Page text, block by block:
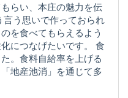
らい、本庄の魅力を伝
言う思いで作っておられ
を食べてもらえるよう
につなげたいです。 食
。食料自給率を上げる
地産池消」を通じて多